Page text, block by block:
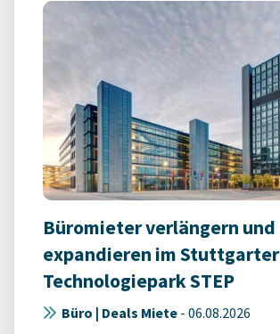
Büromieter verlängern und
expandieren im Stuttgarter
Technologiepark STEP
Büro | Deals Miete - 06.08.2026